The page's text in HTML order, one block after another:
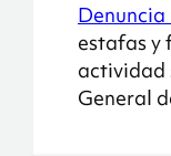
estafas y
actividad
General